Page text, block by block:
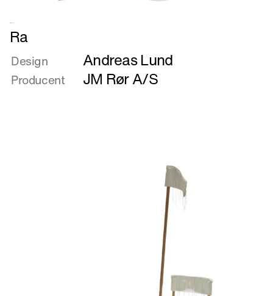
Læs
mere
om
Ra
Ra
Design Andreas Lund
Producent JM Rør A/S